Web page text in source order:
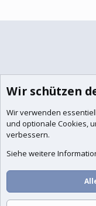
Wir schützen
Wir verwenden
und optionale Cookies,
verbessern.
Siehe weitere